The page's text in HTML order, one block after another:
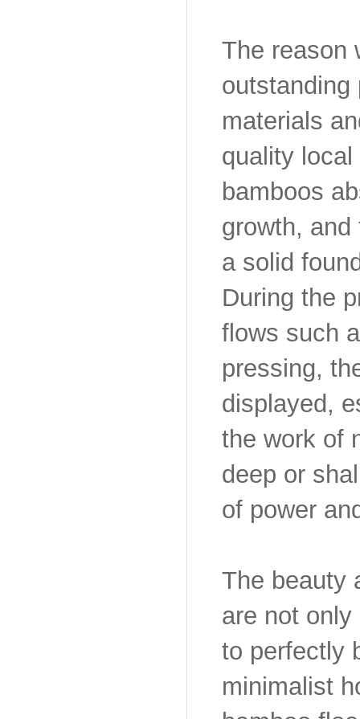
The reason
outstanding
materials
quality
bamboos
growth,
a solid
During the
flows such
pressing,
displayed,
the work of
deep or
of power
The beauty
are not
to perfectly
minimalist